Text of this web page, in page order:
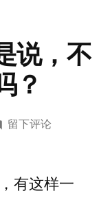
说，不
？
于
控
留下评论
有这样一